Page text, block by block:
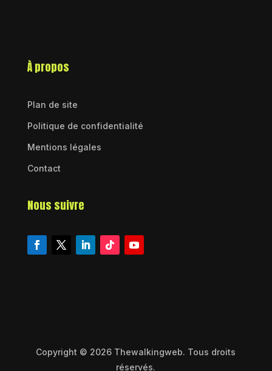
À propos
Plan de site
Politique de confidentialité
Mentions légales
Contact
Nous suivre
Copyright © 2026 Thewalkingweb. Tous droits
réservés.